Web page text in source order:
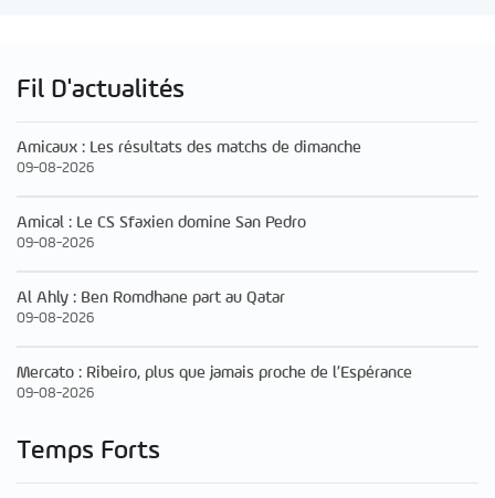
Fil D'actualités
Amicaux : Les résultats des matchs de dimanche
09-08-2026
Amical : Le CS Sfaxien domine San Pedro
09-08-2026
Al Ahly : Ben Romdhane part au Qatar
09-08-2026
Mercato : Ribeiro, plus que jamais proche de l’Espérance
09-08-2026
Temps Forts